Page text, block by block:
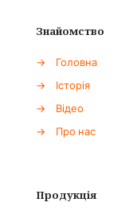
Знайомство
→
Головна
→
Історія
→
Відео
→
Про нас
Продукція